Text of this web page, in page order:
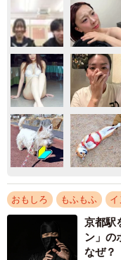
おもしろ もふもふ イ
京都駅
ン」の
なぜ